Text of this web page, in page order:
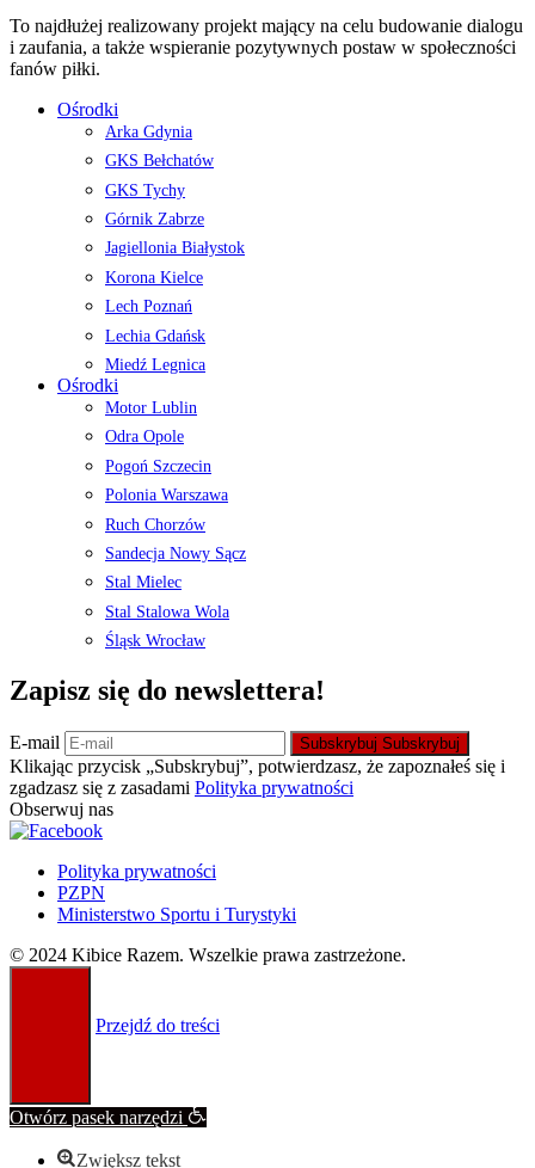
To najdłużej realizowany projekt mający na celu budowanie dialogu
i zaufania, a także wspieranie pozytywnych postaw w społeczności
fanów piłki.
Ośrodki
Arka Gdynia
GKS Bełchatów
GKS Tychy
Górnik Zabrze
Jagiellonia Białystok
Korona Kielce
Lech Poznań
Lechia Gdańsk
Miedź Legnica
Ośrodki
Motor Lublin
Odra Opole
Pogoń Szczecin
Polonia Warszawa
Ruch Chorzów
Sandecja Nowy Sącz
Stal Mielec
Stal Stalowa Wola
Śląsk Wrocław
Zapisz się do newslettera!
E-mail Subskrybuj Subskrybuj
Klikając przycisk „Subskrybuj”, potwierdzasz, że zapoznałeś się i
zgadzasz się z zasadami Polityka prywatności
Obserwuj nas
Polityka prywatności
PZPN
Ministerstwo Sportu i Turystyki
© 2024 Kibice Razem. Wszelkie prawa zastrzeżone.
Przejdź do treści
Otwórz pasek narzędzi
Zwiększ tekst